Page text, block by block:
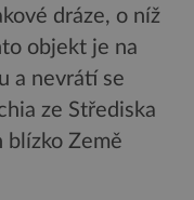
dráze, o níž
objekt je na
a nevrátí se
ze Střediska
blízko Země